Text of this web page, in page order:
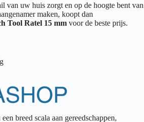
van uw huis zorgt en op de hoogte bent van
maken, koopt dan
Tool Ratel 15 mm voor de beste prijs.
breed scala aan gereedschappen,